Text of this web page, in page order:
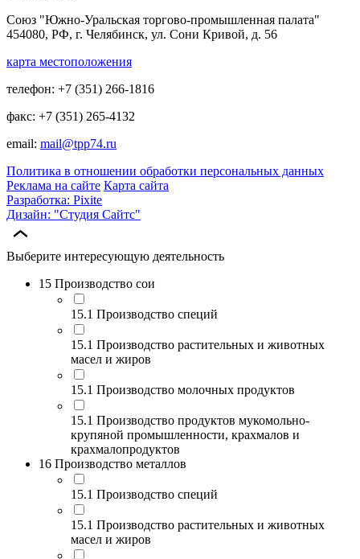
Союз "Южно-Уральская торгово-промышленная палата"
454080, РФ, г. Челябинск, ул. Сони Кривой, д. 56
карта местоположения
телефон: +7 (351) 266-1816
факс: +7 (351) 265-4132
email: mail@tpp74.ru
Политика в отношении обработки персональных данных
Реклама на сайте Карта сайта
Разработка: Pixite
Дизайн: "Студия Сайтс"
Выберите интересующую деятельность
15 Производство сои
15.1 Производство специй
15.1 Производство растительных и животных
масел и жиров
15.1 Производство молочных продуктов
15.1 Производство продуктов мукомольно-
крупяной промышленности, крахмалов и
крахмалопродуктов
16 Производство металлов
15.1 Производство специй
15.1 Производство растительных и животных
масел и жиров